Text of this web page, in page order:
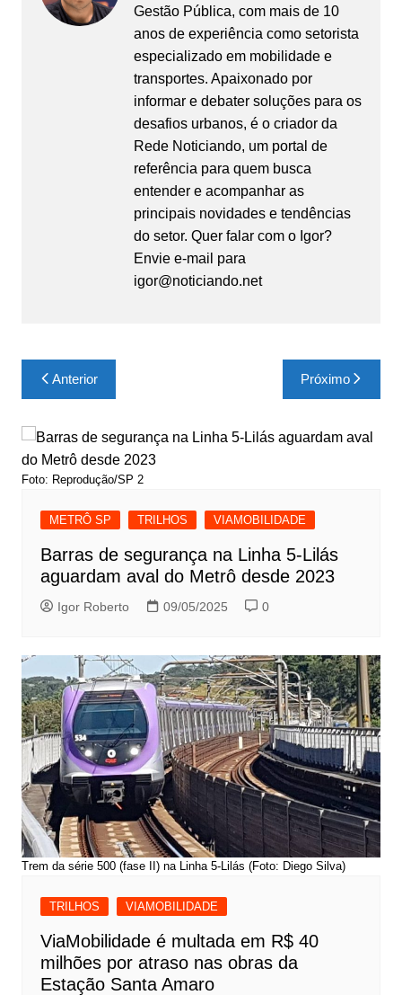
Gestão Pública, com mais de 10
anos de experiência como setorista
especializado em mobilidade e
transportes. Apaixonado por
informar e debater soluções para os
desafios urbanos, é o criador da
Rede Noticiando, um portal de
referência para quem busca
entender e acompanhar as
principais novidades e tendências
do setor. Quer falar com o Igor?
Envie e-mail para
igor@noticiando.net
Navegação
de
Post
Anterior Próximo
Foto: Reprodução/SP 2
METRÔ SP TRILHOS VIAMOBILIDADE
Barras de segurança na Linha 5-Lilás
aguardam aval do Metrô desde 2023
Igor Roberto 09/05/2025 0
Trem da série 500 (fase II) na Linha 5-Lilás (Foto: Diego Silva)
TRILHOS VIAMOBILIDADE
ViaMobilidade é multada em R$ 40
milhões por atraso nas obras da
Estação Santa Amaro